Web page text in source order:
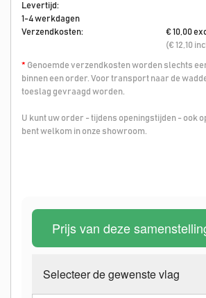
Levertijd:
1-4 werkdagen
Verzendkosten:
€ 10,00
(€ 12,10
* Genoemde verzendkosten worden slechts
binnen een order. Voor transport naar de
toeslag gevraagd worden.
U kunt uw order - tijdens openingstijden - ook
bent welkom in onze showroom.
Prijs van deze
Selecteer de gewenste vlag